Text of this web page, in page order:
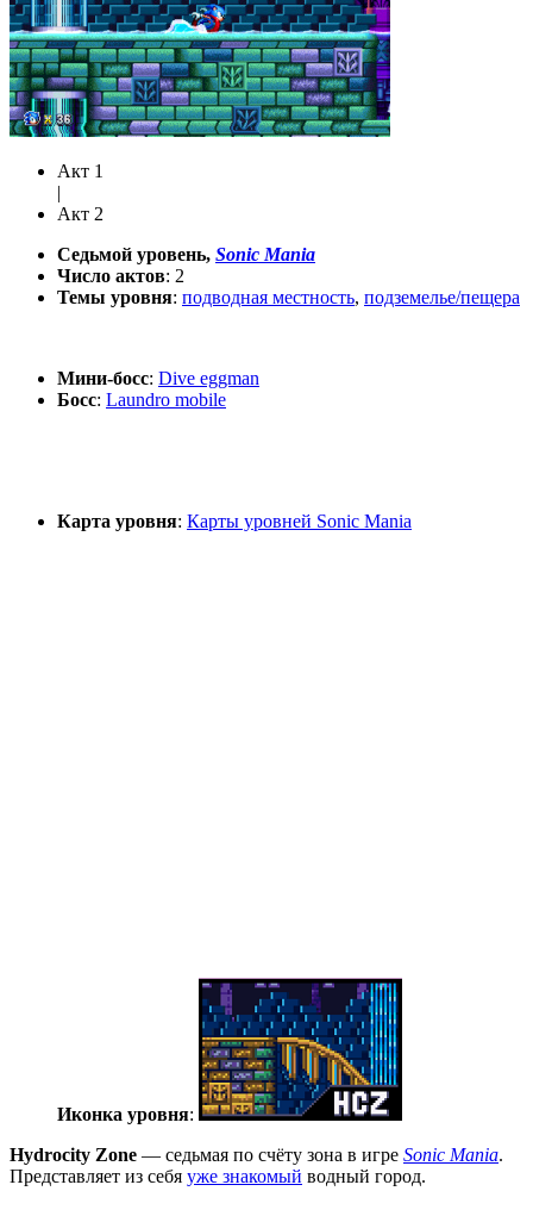
Акт 1
|
Акт 2
Седьмой уровень, Sonic Mania
Число актов: 2
Темы уровня: подводная местность, подземелье/пещера
Мини-босс: Dive eggman
Босс: Laundro mobile
Карта уровня: Карты уровней Sonic Mania
Иконка уровня:
Hydrocity Zone — седьмая по счёту зона в игре Sonic Mania.
Представляет из себя уже знакомый водный город.